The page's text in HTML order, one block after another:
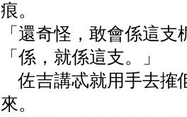
痕。
「還奇怪，敢會係這支
「係，就係這支。」
佐吉講忒就用手去搉
來。